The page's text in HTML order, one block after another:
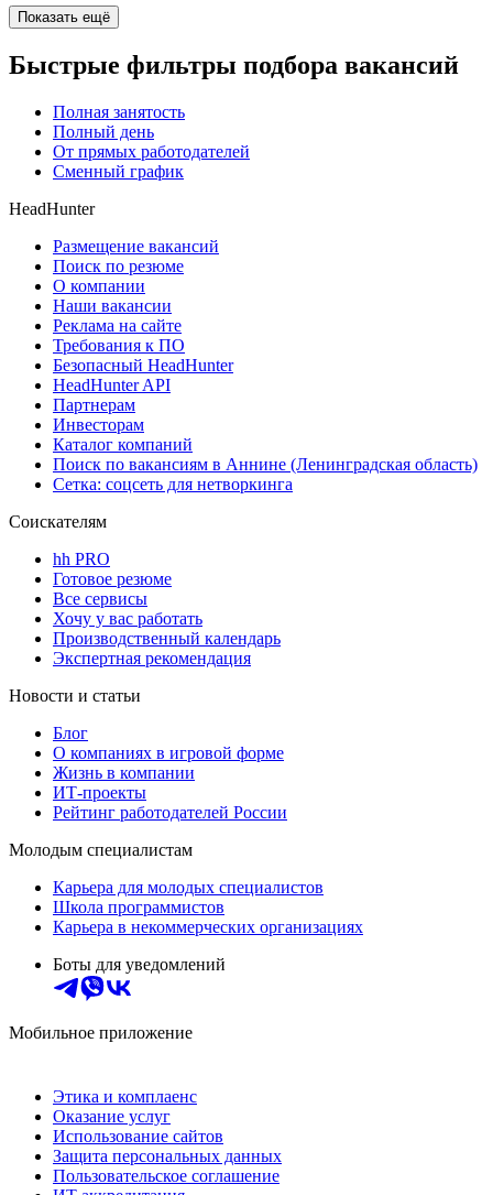
Показать ещё
Быстрые фильтры подбора вакансий
Полная занятость
Полный день
От прямых работодателей
Сменный график
HeadHunter
Размещение вакансий
Поиск по резюме
О компании
Наши вакансии
Реклама на сайте
Требования к ПО
Безопасный HeadHunter
HeadHunter API
Партнерам
Инвесторам
Каталог компаний
Поиск по вакансиям в Аннине (Ленинградская область)
Сетка: соцсеть для нетворкинга
Соискателям
hh PRO
Готовое резюме
Все сервисы
Хочу у вас работать
Производственный календарь
Экспертная рекомендация
Новости и статьи
Блог
О компаниях в игровой форме
Жизнь в компании
ИТ-проекты
Рейтинг работодателей России
Молодым специалистам
Карьера для молодых специалистов
Школа программистов
Карьера в некоммерческих организациях
Боты для уведомлений
Мобильное приложение
Этика и комплаенс
Оказание услуг
Использование сайтов
Защита персональных данных
Пользовательское соглашение